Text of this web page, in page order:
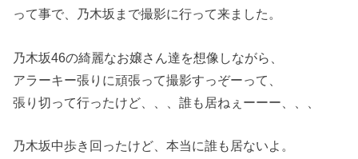
って事で、乃木坂まで撮影に行って来ました。
乃木坂46の綺麗なお嬢さん達を想像しながら、
アラーキー張りに頑張って撮影すっぞーって、
張り切って行ったけど、、、誰も居ねぇーーー、、、
乃木坂中歩き回ったけど、本当に誰も居ないよ。